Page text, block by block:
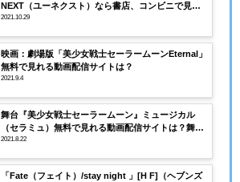
NEXT（ユーネクスト）なら書店、コンビニで見か
ける人気雑誌が無料(見放題)で読める！
2021.10.29
映画：劇場版「美少女戦士セーラームーンEternal」
無料で見れる動画配信サイトは？
2021.9.4
舞台『美少女戦士セーラームーン』ミュージカル
（セラミュ）無料で見れる動画配信サイトは？舞台
以外にもアニメ、映画シリーズも見放題？
2021.8.22
「Fate（フェイト）/stay night 」[H F]（ヘブンズ